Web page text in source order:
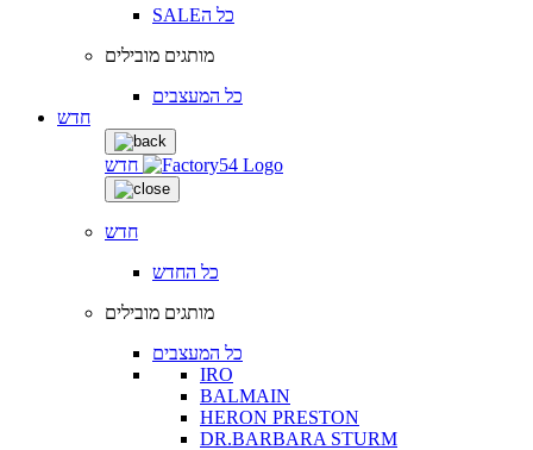
SALEכל ה
מותגים מובילים
כל המעצבים
חדש
חדש
חדש
כל החדש
מותגים מובילים
כל המעצבים
IRO
BALMAIN
HERON PRESTON
DR.BARBARA STURM